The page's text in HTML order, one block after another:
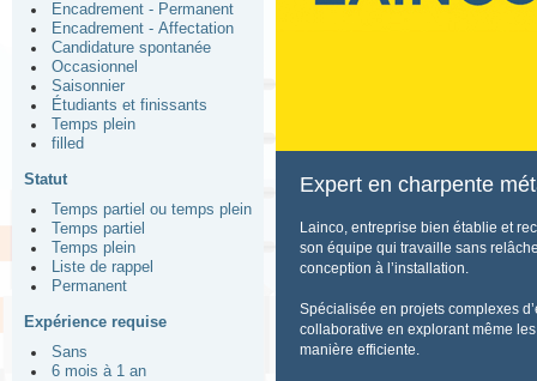
Encadrement - Permanent
Encadrement - Affectation
Candidature spontanée
Occasionnel
Saisonnier
Étudiants et finissants
Temps plein
filled
Statut
Temps partiel ou temps plein
Temps partiel
Temps plein
Liste de rappel
Permanent
Expérience requise
Sans
6 mois à 1 an
Expert en charpente
Lainco, entreprise bien établie et
son équipe qui travaille sans
conception à l’installation.
Spécialisée en projets complexes
collaborative en explorant même
manière efficiente.